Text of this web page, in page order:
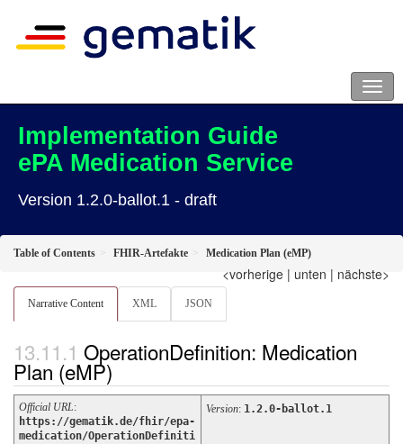
Implementation Guide
ePA Medication Service
Version 1.2.0-ballot.1 - draft
Table of Contents FHIR-Artefakte Medication Plan (eMP)
<vorherige | unten | nächste>
Narrative Content XML JSON
OperationDefinition: Medication
Plan (eMP)
Official URL:
https://gematik.de/fhir/epa-
medication/OperationDefiniti
Version: 1.2.0-ballot.1